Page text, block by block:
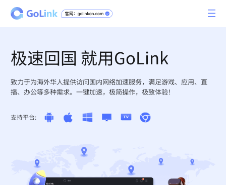
极速回国 就用GoLink
致力于为海外华人提供访问国内网络加速服务，满足游戏、应用、直
播、办公等多种需求。一键加速，极简操作，极致体验！
支持平台: